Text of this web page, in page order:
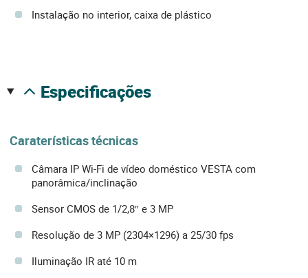
Instalação no interior, caixa de plástico
especificações
Caraterísticas técnicas
Câmara IP Wi-Fi de vídeo doméstico VESTA com
panorâmica/inclinação
Sensor CMOS de 1/2,8″ e 3 MP
Resolução de 3 MP (2304×1296) a 25/30 fps
Iluminação IR até 10 m